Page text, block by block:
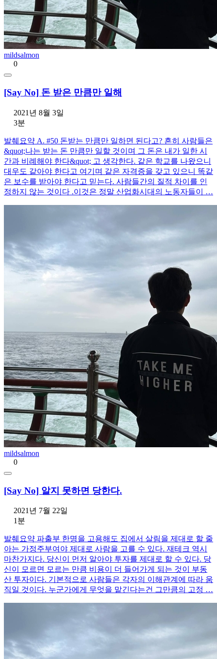
mildsalmon
0
[Say No] 돈 받은 만큼만 일해
2021년 8월 3일
3분
발췌요약 A. #50 돈받는 만큼만 일하면 된다고? 흔히 사람들은
&quot;나는 받는 돈 만큼만 일할 것이며 그 돈은 내가 일한 시
간과 비례해야 한다&quot; 고 생각한다. 같은 학교를 나왔으니
대우도 같아야 한다고 여기며 같은 자격증을 갖고 있으니 똑같
은 보수를 받아야 한다고 믿는다. 사람들간의 질적 차이를 인
정하지 않는 것이다 .이것은 정말 산업화시대의 노동자들이 …
mildsalmon
0
[Say No] 알지 못하면 당한다.
2021년 7월 22일
1분
발췌요약 파출부 한명을 고용해도 집에서 살림을 제대로 할 줄
아는 가정주부여야 제대로 사람을 고를 수 있다. 재테크 역시
마찬가지다. 당신이 먼저 알아야 투자를 제대로 할 수 있다. 당
신이 모르면 모르는 만큼 비용이 더 들어가게 되는 것이 부동
산 투자이다. 기본적으로 사람들은 각자의 이해관계에 따라 움
직일 것이다. 누군가에게 무엇을 맡긴다는건 그만큼의 고정 …